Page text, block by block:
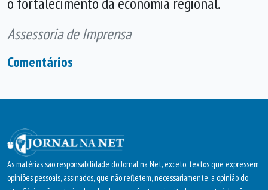
Assessoria de Imprensa
Comentários
As matérias são responsabilidade do Jornal na Net, exceto, textos que expressem
opiniões pessoais, assinados, que não refletem, necessariamente, a opinião do